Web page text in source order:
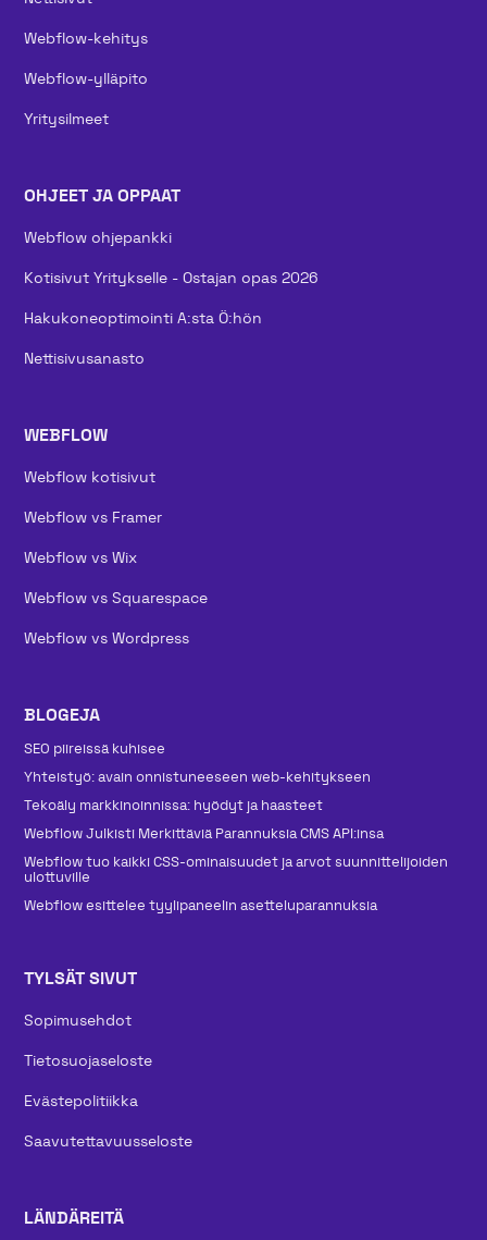
Webflow-kehitys
Webflow-ylläpito
Yritysilmeet
OHJEET JA OPPAAT
Webflow ohjepankki
Kotisivut Yritykselle - Ostajan opas 2026
Hakukoneoptimointi A:sta Ö:hön
Nettisivusanasto
WEBFLOW
Webflow kotisivut
Webflow vs Framer
Webflow vs Wix
Webflow vs Squarespace
Webflow vs Wordpress
BLOGEJA
SEO piireissä kuhisee
Yhteistyö: avain onnistuneeseen web-kehitykseen
Tekoäly markkinoinnissa: hyödyt ja haasteet
Webflow Julkisti Merkittäviä Parannuksia CMS API:insa
Webflow tuo kaikki CSS-ominaisuudet ja arvot suunnittelijoiden
ulottuville
Webflow esittelee tyylipaneelin asetteluparannuksia
TYLSÄT SIVUT
Sopimusehdot
Tietosuojaseloste
Evästepolitiikka
Saavutettavuusseloste
LÄNDÄREITÄ